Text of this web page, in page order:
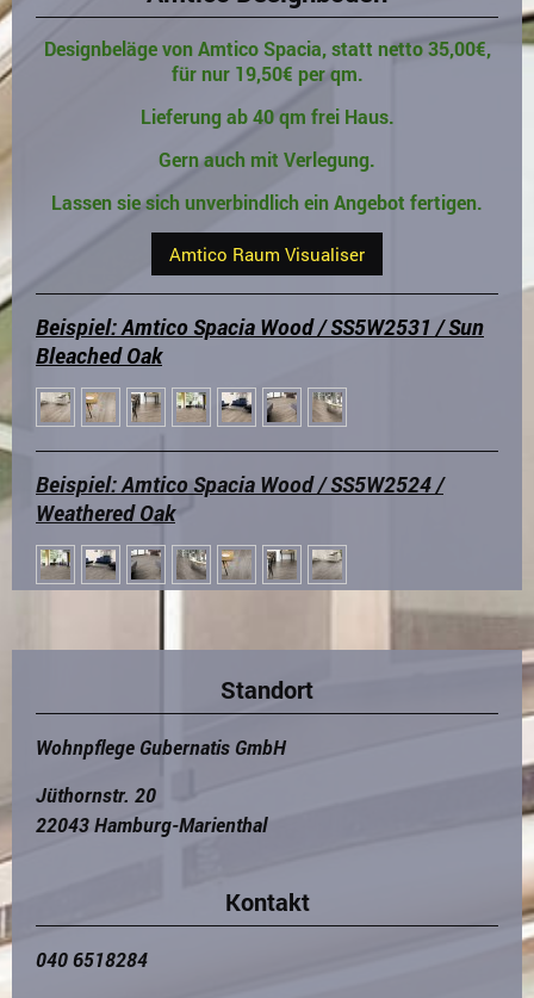
Designbeläge von Amtico Spacia, statt netto 35,00€,
für nur 19,50€ per qm.
Lieferung ab 40 qm frei Haus.
Gern auch mit Verlegung.
Lassen sie sich unverbindlich ein Angebot fertigen.
Amtico Raum Visualiser
Beispiel: Amtico Spacia Wood / SS5W2531 / Sun
Bleached Oak
Beispiel: Amtico Spacia Wood / SS5W2524 /
Weathered Oak
Standort
Wohnpflege Gubernatis GmbH
Jüthornstr. 20
22043 Hamburg-Marienthal
Kontakt
040 6518284